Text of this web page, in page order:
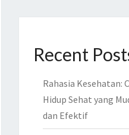
Recent
Rahasia Kesehatan:
Hidup Sehat yang
dan Efektif